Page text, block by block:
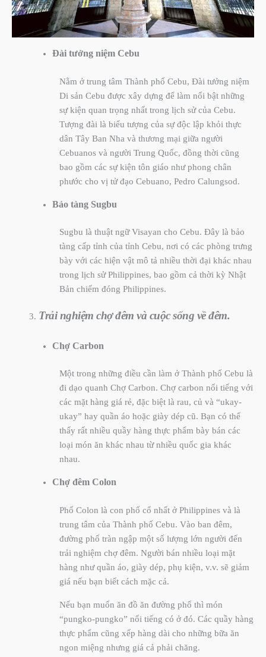
Đài tưởng niệm Cebu
Nằm ở trung tâm Thành phố Cebu, Đài tưởng niệm
Di sản Cebu được xây dựng để làm nổi bật những
sự kiện quan trọng nhất trong lịch sử của Cebu.
Tượng đài là biểu tượng của sự độc lập khỏi thực
dân Tây Ban Nha và thương mại giữa người
Cebuanos và người Trung Quốc, đồng thời cũng
bao gồm các sự kiện tôn giáo như phong chân
phước cho vị tử đạo Cebuano, Pedro Calungsod.
Bảo tàng Sugbu
Sugbu là thuật ngữ Visayan cho Cebu. Đây là bảo
tàng cấp tỉnh của tỉnh Cebu, nơi có các phòng trưng
bày với các hiện vật mô tả nhiều thời đại khác nhau
trong lịch sử Philippines, bao gồm cả thời kỳ Nhật
Bản chiếm đóng Philippines.
Trải nghiệm chợ đêm và cuộc sống về đêm.
Chợ Carbon
Một trong những điều cần làm ở Thành phố Cebu là
đi dạo quanh Chợ Carbon. Chợ carbon nổi tiếng với
các mặt hàng giá rẻ, đặc biệt là rau, củ và “ukay-
ukay” hay quần áo hoặc giày dép cũ. Bạn có thể
thấy rất nhiều quầy hàng thực phẩm bày bán các
loại món ăn khác nhau từ nhiều quốc gia khác
nhau.
Chợ đêm Colon
Phố Colon là con phố cổ nhất ở Philippines và là
trung tâm của Thành phố Cebu. Vào ban đêm,
đường phố tràn ngập một số lượng lớn người đến
trải nghiệm chợ đêm. Người bán nhiều loại mặt
hàng như quần áo, giày dép, phụ kiện, v.v. sẽ giảm
giá nếu bạn biết cách mặc cả.
Nếu bạn muốn ăn đồ ăn đường phố thì món
“pungko-pungko” nổi tiếng có ở đó. Các quầy hàng
thực phẩm cũng xếp hàng dài cho những bữa ăn
ngon miệng nhưng giá cả phải chăng.